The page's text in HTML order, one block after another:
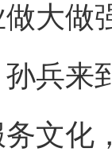
大做
来到
文化